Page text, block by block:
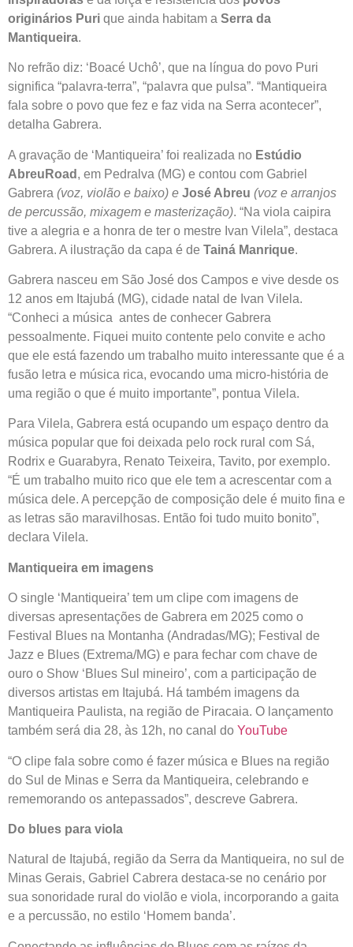
originários Puri que ainda habitam a Serra da
Mantiqueira.
No refrão diz: ‘Boacé Uchô’, que na língua do povo Puri
significa “palavra-terra”, “palavra que pulsa”. “Mantiqueira
fala sobre o povo que fez e faz vida na Serra acontecer”,
detalha Gabrera.
A gravação de ‘Mantiqueira’ foi realizada no Estúdio
AbreuRoad , em Pedralva (MG) e contou com Gabriel
Gabrera (voz, violão e baixo) e José Abreu (voz e arranjos
de percussão, mixagem e masterização). “Na viola caipira
tive a alegria e a honra de ter o mestre Ivan Vilela”, destaca
Gabrera. A ilustração da capa é de Tainá Manrique.
Gabrera nasceu em São José dos Campos e vive desde os
12 anos em Itajubá (MG), cidade natal de Ivan Vilela.
“Conheci a música antes de conhecer Gabrera
pessoalmente. Fiquei muito contente pelo convite e acho
que ele está fazendo um trabalho muito interessante que é a
fusão letra e música rica, evocando uma micro-história de
uma região o que é muito importante”, pontua Vilela.
Para Vilela, Gabrera está ocupando um espaço dentro da
música popular que foi deixada pelo rock rural com Sá,
Rodrix e Guarabyra, Renato Teixeira, Tavito, por exemplo.
“É um trabalho muito rico que ele tem a acrescentar com a
música dele. A percepção de composição dele é muito fina e
as letras são maravilhosas. Então foi tudo muito bonito”,
declara Vilela.
Mantiqueira em imagens
O single ‘Mantiqueira’ tem um clipe com imagens de
diversas apresentações de Gabrera em 2025 como o
Festival Blues na Montanha (Andradas/MG); Festival de
Jazz e Blues (Extrema/MG) e para fechar com chave de
ouro o Show ‘Blues Sul mineiro’, com a participação de
diversos artistas em Itajubá. Há também imagens da
Mantiqueira Paulista, na região de Piracaia. O lançamento
também será dia 28, às 12h, no canal do YouTube
“O clipe fala sobre como é fazer música e Blues na região
do Sul de Minas e Serra da Mantiqueira, celebrando e
rememorando os antepassados”, descreve Gabrera.
Do blues para viola
Natural de Itajubá, região da Serra da Mantiqueira, no sul de
Minas Gerais, Gabriel Cabrera destaca-se no cenário por
sua sonoridade rural do violão e viola, incorporando a gaita
e a percussão, no estilo ‘Homem banda’.